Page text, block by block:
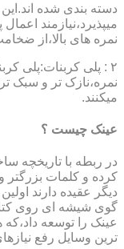
دسته بندی شده
میپذیرد،نیازمند
نمره های بالا،از
۲ : پلی کربنات:پلی
نمره،نازک تر و سبک
میکنند.
عینک چیست ؟
در ربطه با تاریخچه
کرده و کلمات بزرگتر
عینک را توسعه
ترین وسایل رفع